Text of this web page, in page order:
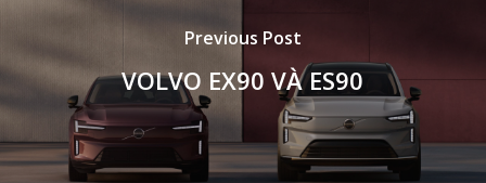
Previous Post
VOLVO EX90 VÀ ES90